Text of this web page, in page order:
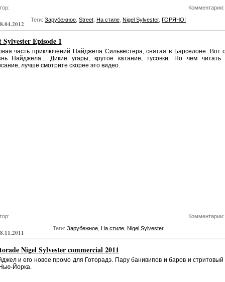
Комментарии:
Теги: Зарубежное Street На стиле Nigel Sylvester, ГОРЯЧО!
Sylvester Episode 1
часть приключений Найджела Сильвестера, снятая в Барселоне. Вот
Найджела... Дикие угары, крутое катание, тусовки. Но чем читать
лучше смотрите скорее это видео.
Комментарии:
Теги: Зарубежное На стиле Nigel Sylvester
Nigel Sylvester commercial 2011
и его новое промо для Готорадэ. Пару банивипов и баров и стритовый
Йорка.